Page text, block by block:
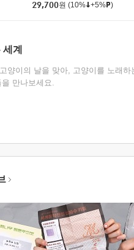
29,700원 (10% +5% )
계
양이의 날을 맞아, 고양이를 노래하
만나보세요.